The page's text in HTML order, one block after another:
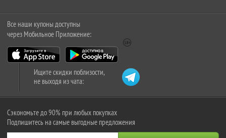
Все наши купоны доступны
через Мобильное Приложение:
Ищите скидки поблизости,
не выходя из чата:
Сэкономьте до 90% при любых покупках
Подпишитесь на самые выгодные предложения